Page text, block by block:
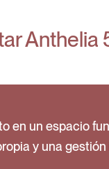
Anthelia
en un espacio
y una gestión